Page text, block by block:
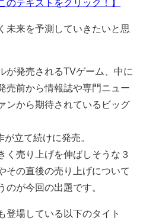
のテキストをクリック！】
来を予測していきたいと思
発売されるTVゲーム、中に
売前から情報誌や専門ニュー
ンから期待されているビッグ
立て続けに発売。
売り上げを伸ばしそうな３
その直後の売り上げについて
のが今回の出題です。
場している以下のタイト